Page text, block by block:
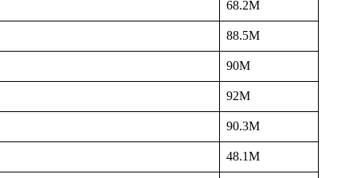
68.2M
88.5M
90M
92M
90.3M
48.1M